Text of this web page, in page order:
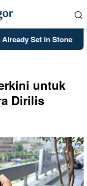
Set in Stone
untuk
Dirilis